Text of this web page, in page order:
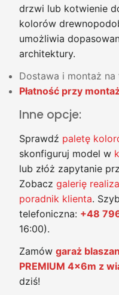
drzwi lub kotwienie
kolorów
umożliwia
architektury.
Dostawa i montaż na
Płatność przy
Inne opcje:
Sprawdź paletę
skonfiguruj model w
lub złóż zapytanie
Zobacz galerię
poradnik klienta.
telefoniczna: +48
16:00).
Zamów garaż
PREMIUM 4x6m z
dziś!